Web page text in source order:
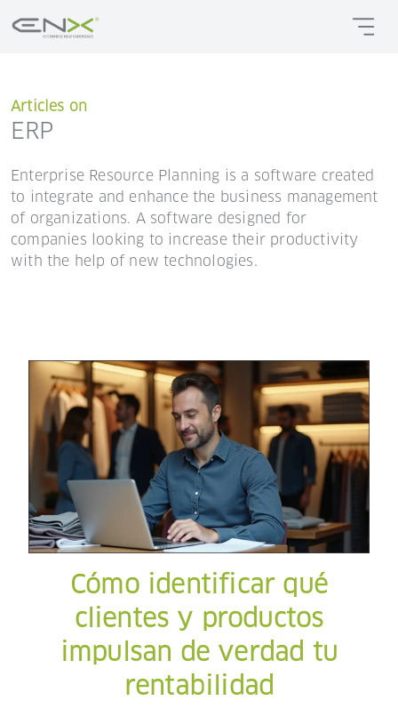
Articles on
ERP
Enterprise Resource Planning is a software created
to integrate and enhance the business management
of organizations. A software designed for
companies looking to increase their productivity
with the help of new technologies.
Cómo identificar qué
clientes y productos
impulsan de verdad tu
rentabilidad